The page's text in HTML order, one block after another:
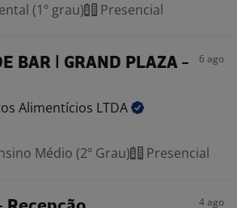
(1º grau)
Presencial
BAR | GRAND PLAZA -
6 ago
Alimentícios LTDA
Médio (2º Grau) Presencial
4 ago